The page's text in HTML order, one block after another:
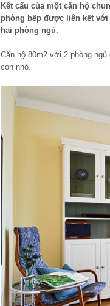
Kết cấu của một căn hộ
phòng bếp được liên kết với
hai phòng ngủ.
Căn hộ 80m2 với 2 phòng
con nhỏ.